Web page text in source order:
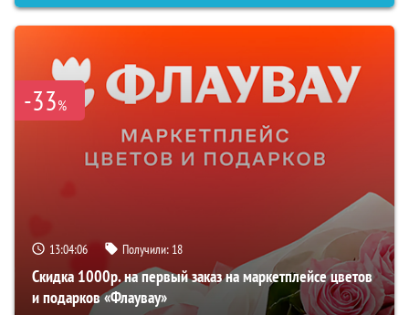
-33%
13:04:04 Получили: 18
Скидка 1000р. на первый заказ на маркетплейсе цветов
и подарков «Флаувау»